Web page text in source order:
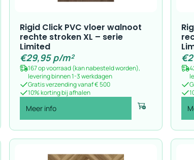
Rigid Click PVC vloer walnoot
rechte stroken XL – serie
Limited
€29,95p/m²
167 op voorraad (kan nabesteld worden),
levering binnen 1-3 werkdagen
Gratis verzending vanaf € 500
10% korting bij afhalen
Meer info Voeg toe
€